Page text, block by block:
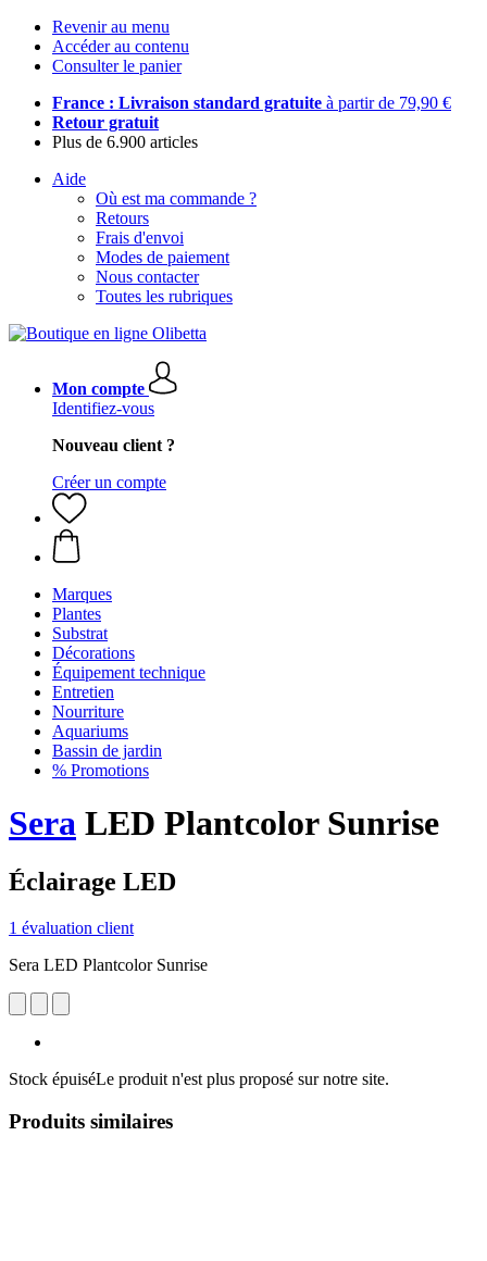
Revenir au menu
Accéder au contenu
Consulter le panier
France : Livraison standard gratuite à partir de 79,90 €
Retour gratuit
Plus de 6.900 articles
Aide
Où est ma commande ?
Retours
Frais d'envoi
Modes de paiement
Nous contacter
Toutes les rubriques
Mon compte
Identifiez-vous
Nouveau client ?
Créer un compte
Marques
Plantes
Substrat
Décorations
Équipement technique
Entretien
Nourriture
Aquariums
Bassin de jardin
% Promotions
Sera LED Plantcolor Sunrise
Éclairage LED
1 évaluation client
Sera LED Plantcolor Sunrise
Stock épuiséLe produit n'est plus proposé sur notre site.
Produits similaires